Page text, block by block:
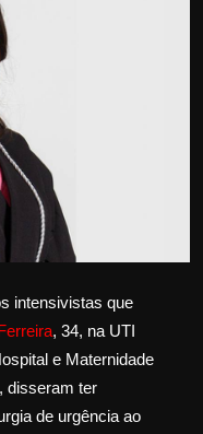
intensivistas que
, 34, na UTI
e Maternidade
, disseram ter
de urgência ao